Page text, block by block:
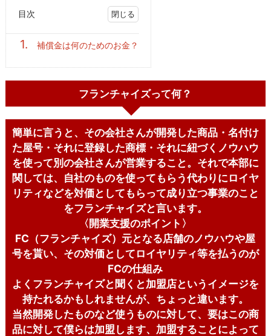
目次
1. 補償金は何のためのお金？
フランチャイズって何？
簡単に言うと、その会社さんが開発した商品・名付け
た屋号・それに登録した商標・それに紐づくノウハウ
を使って別の会社さんが営業すること。それで本部に
関しては、自社のものを使ってもらう代わりにロイヤ
リティなどを対価としてもらって成り立つ事業のこと
をフランチャイズと言います。
〈開業支援のポイント〉
FC（フランチャイズ）元となる店舗のノウハウや屋
号を貰い、その対価としてロイヤリティ等を払うのが
FCの仕組み
よくフランチャイズと聞くと加盟店というイメージを
持たれるかもしれませんが、ちょっと違います。
当然開発したものなど使うものに対して、要はこの商
品に対して僕らは加盟します、加盟することによって